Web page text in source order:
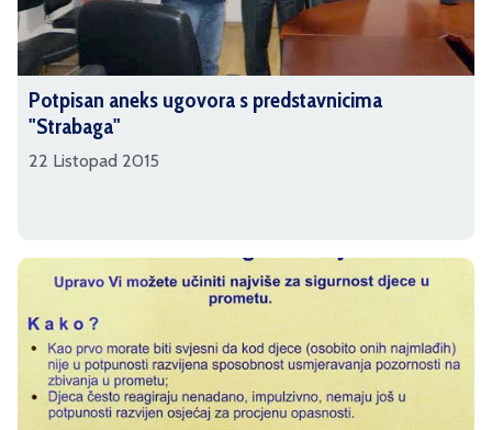
Potpisan aneks ugovora s predstavnicima
"Strabaga"
22 Listopad 2015